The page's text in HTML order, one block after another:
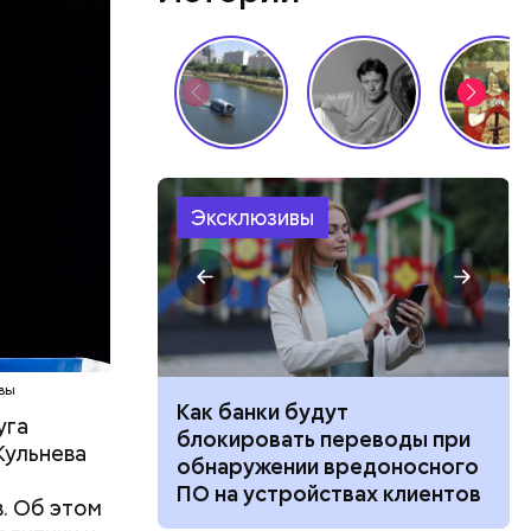
Об этом
—
камеры
время
где
Эксклюзивы
это
Как банки будут
блокировать переводы при
обнаружении вредоносного
ПО на устройствах клиентов